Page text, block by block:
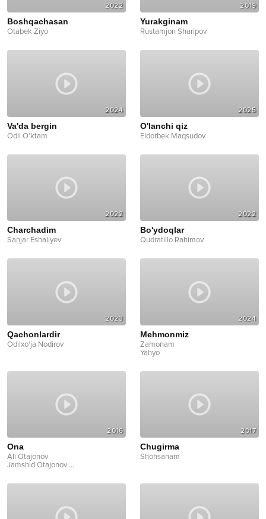
2022
Boshqachasan
Otabek Ziyo
2019
Yurakginam
Rustamjon Sharipov
2024
Va'da bergin
Odil O'ktam
2025
O'lanchi qiz
Eldorbek Maqsudov
2022
Charchadim
Sanjar Eshaliyev
2022
Bo'ydoqlar
Qudratillo Rahimov
2023
Qachonlardir
Odilxo'ja Nodirov
2024
Mehmonmiz
Zamonam
Yahyo
2016
Ona
Ali Otajonov
Jamshid Otajonov ...
2017
Chugirma
Shohsanam